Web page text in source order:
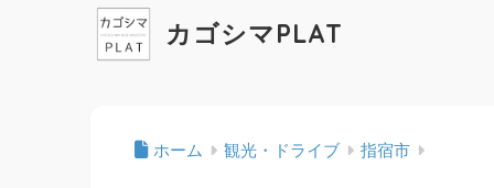
カゴシマPLAT
ホーム 観光・ドライブ 指宿市